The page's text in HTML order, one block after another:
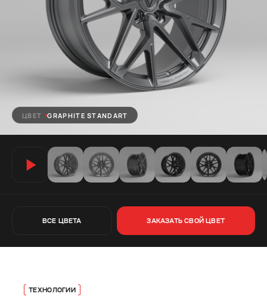
ВСЕ ЦВЕТА ЗАКАЗАТЬ СВОЙ ЦВЕТ
ЦВЕТ GRAPHITE STANDART
ТЕХНОЛОГИИ